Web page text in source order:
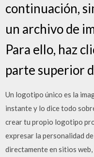
continuación,
un archivo de
Para ello, haz
parte superior
Un logotipo único es la
instante y lo dice todo
crear tu propio logotipo
expresar la personalidad
directamente en sitios